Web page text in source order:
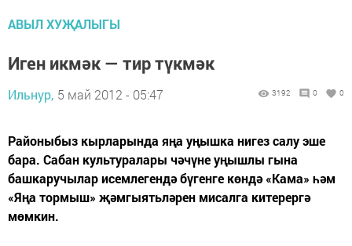
АВЫЛ ХУҖАЛЫГЫ
Иген икмәк — тир түкмәк
Ильнур, 5 май 2012 - 05:47 3192 0 0
Районыбыз кырларында яңа уңышка нигез салу эше
бара. Сабан культуралары чәчүне уңышлы гына
башкаручылар исемлегендә бүгенге көндә «Кама» һәм
«Яңа тормыш» җәмгыятьләрен мисалга китерергә
мөмкин.